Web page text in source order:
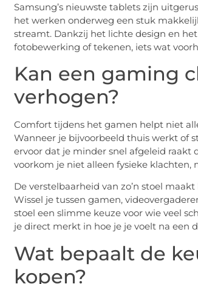
Samsung’s nieuwste tablets zijn
het werken onderweg een stuk
streamt. Dankzij het lichte design en
fotobewerking of tekenen, iets wat
Kan een gaming
verhogen?
Comfort tijdens het gamen helpt niet
Wanneer je bijvoorbeeld thuis werkt of
ervoor dat je minder snel afgeleid raakt
voorkom je niet alleen fysieke klachten,
De verstelbaarheid van zo’n stoel
Wissel je tussen gamen,
stoel een slimme keuze voor wie veel
je direct merkt in hoe je je voelt na een
Wat bepaalt de
kopen?